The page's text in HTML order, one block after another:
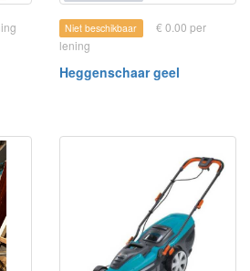
Niet beschikbaar
€ 0.00 per
lening
Heggenschaar geel